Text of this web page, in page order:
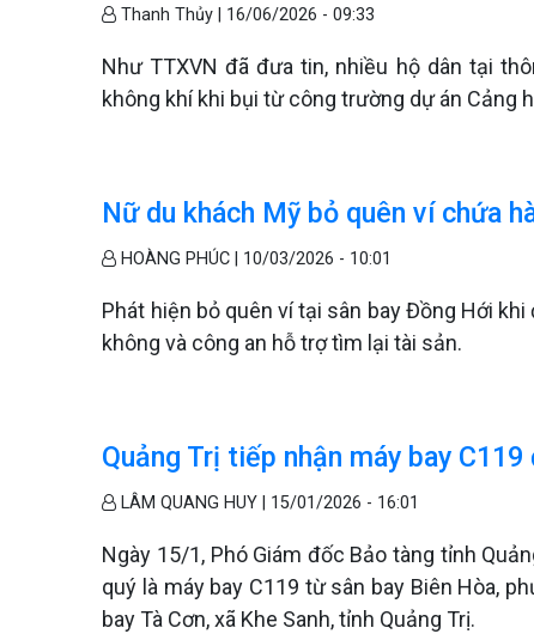
Thanh Thủy | 16/06/2026 - 09:33
Như TTXVN đã đưa tin, nhiều hộ dân tại
không khí khi bụi từ công trường dự án Cảng
Nữ du khách Mỹ bỏ quên ví chứa
HOÀNG PHÚC | 10/03/2026 - 10:01
Phát hiện bỏ quên ví tại sân bay Đồng Hới
không và công an hỗ trợ tìm lại tài sản.
Quảng Trị tiếp nhận máy bay
LÂM QUANG HUY | 15/01/2026 - 16:01
Ngày 15/1, Phó Giám đốc Bảo tàng tỉnh
quý là máy bay C119 từ sân bay Biên Hòa,
bay Tà Cơn, xã Khe Sanh, tỉnh Quảng Trị.